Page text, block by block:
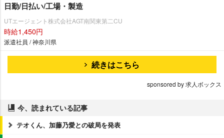
日勤/日払い/工場・製造
UTエージェント株式会社AGT南関東第二CU
時給1,450円
派遣社員 / 神奈川県
続きはこちら
sponsored by 求人ボックス
今、読まれている記事
テオくん、加藤乃愛との破局を発表